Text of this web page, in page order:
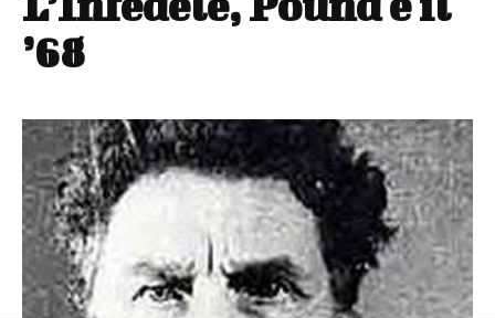
’68